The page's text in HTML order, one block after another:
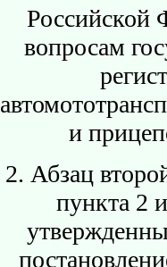
Российской
вопросам
и
2. Абзац
пункта 2